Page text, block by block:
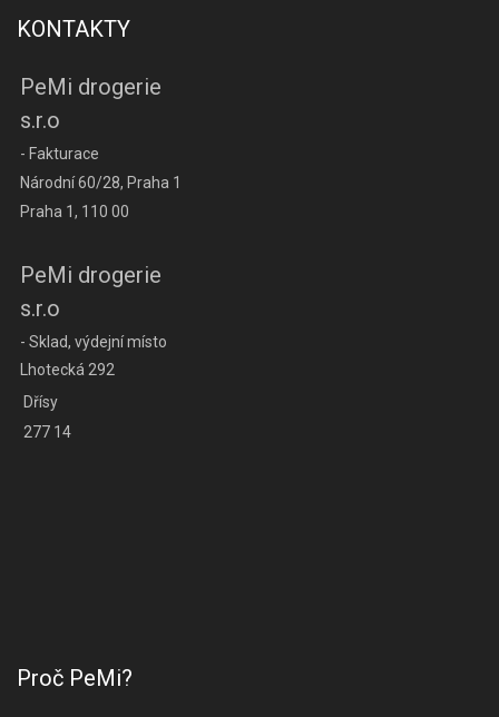
KONTAKTY
PeMi drogerie
s.r.o
- Fakturace
Národní 60/28, Praha 1
Praha 1, 110 00
PeMi drogerie
s.r.o
- Sklad, výdejní místo
Lhotecká 292
Dřísy
277 14
Proč PeMi?